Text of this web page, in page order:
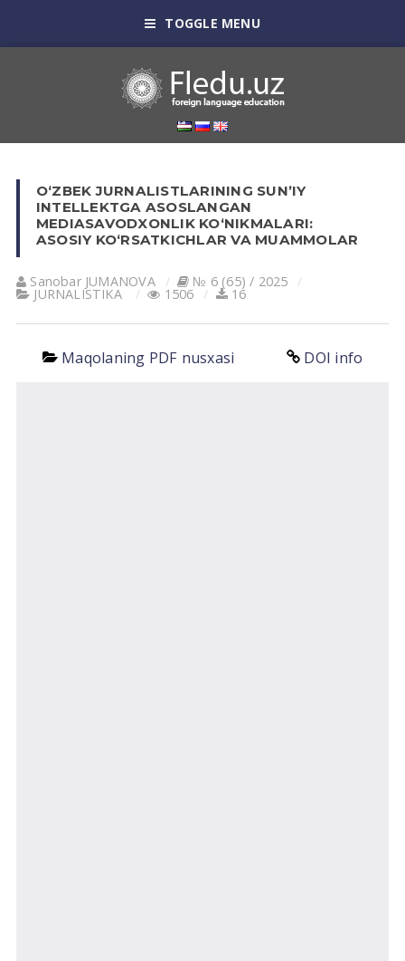
TOGGLE MENU
O‘ZBEK JURNALISTLARINING SUNʼIY
INTELLEKTGA ASOSLANGAN
MEDIASAVODXONLIK KO‘NIKMALARI:
ASOSIY KO‘RSATKICHLAR VA MUAMMOLAR
Sanobar JUMANOVA № 6 (65) / 2025
JURNALISTIKA 1506 16
Maqolaning PDF nusxasi DOI info